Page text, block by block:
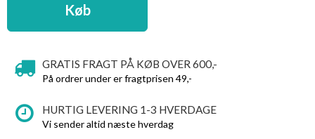
Køb
GRATIS FRAGT PÅ KØB OVER 600,-
På ordrer under er fragtprisen 49,-
HURTIG LEVERING 1-3 HVERDAGE
Vi sender altid næste hverdag